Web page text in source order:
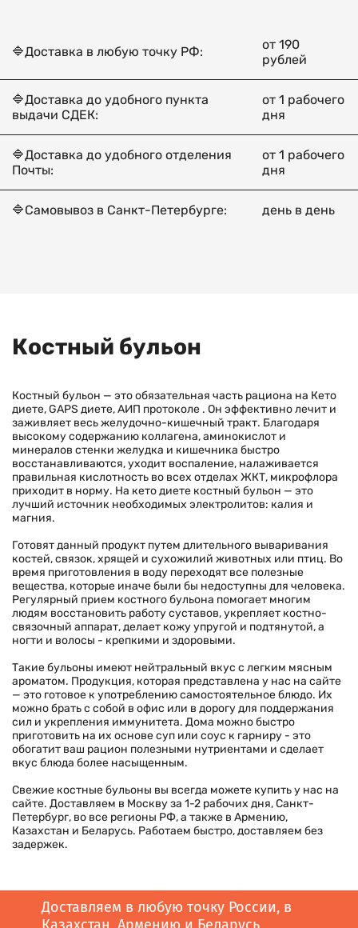
🔷Доставка в любую точку РФ:
от 190
рублей
🔷Доставка до удобного пункта
выдачи СДЕК:
от 1 рабочего
дня
🔷Доставка до удобного отделения
Почты:
от 1 рабочего
дня
🔷Самовывоз в Санкт-Петербурге: день в день
Костный бульон
Костный бульон — это обязательная часть рациона на Кето
диете, GAPS диете, АИП протоколе . Он эффективно лечит и
заживляет весь желудочно-кишечный тракт. Благодаря
высокому содержанию коллагена, аминокислот и
минералов стенки желудка и кишечника быстро
восстанавливаются, уходит воспаление, налаживается
правильная кислотность во всех отделах ЖКТ, микрофлора
приходит в норму. На кето диете костный бульон — это
лучший источник необходимых электролитов: калия и
магния.
Готовят данный продукт путем длительного вываривания
костей, связок, хрящей и сухожилий животных или птиц. Во
время приготовления в воду переходят все полезные
вещества, которые иначе были бы недоступны для человека.
Регулярный прием костного бульона помогает многим
людям восстановить работу суставов, укрепляет костно-
связочный аппарат, делает кожу упругой и подтянутой, а
ногти и волосы - крепкими и здоровыми.
Такие бульоны имеют нейтральный вкус с легким мясным
ароматом. Продукция, которая представлена у нас на сайте
— это готовое к употреблению самостоятельное блюдо. Их
можно брать с собой в офис или в дорогу для поддержания
сил и укрепления иммунитета. Дома можно быстро
приготовить на их основе суп или соус к гарниру - это
обогатит ваш рацион полезными нутриентами и сделает
вкус блюда более насыщенным.
Свежие костные бульоны вы всегда можете купить у нас на
сайте. Доставляем в Москву за 1-2 рабочих дня, Санкт-
Петербург, во все регионы РФ, а также в Армению,
Казахстан и Беларусь. Работаем быстро, доставляем без
задержек.
Доставляем в любую точку России, в